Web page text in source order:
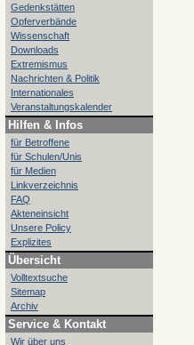
Gedenkstätten
Opferverbände
Wissenschaft
Downloads
Extremismus
Nachrichten & Politik
Internationales
Veranstaltungskalender
Hilfen & Infos
für Betroffene
für Schulen/Unis
für Medien
Linkverzeichnis
FAQ
Akteneinsicht
Unsere Policy
Explizites
Übersicht
Volltextsuche
Sitemap
Archiv
Service & Kontakt
Wir über uns